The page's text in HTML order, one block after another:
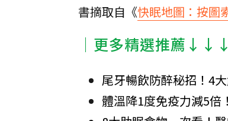
書摘取自《快眠地圖：按圖
│更多精選推薦↓↓↓
尾牙暢飲防醉秘招！4
體溫降1度免疫力減5倍